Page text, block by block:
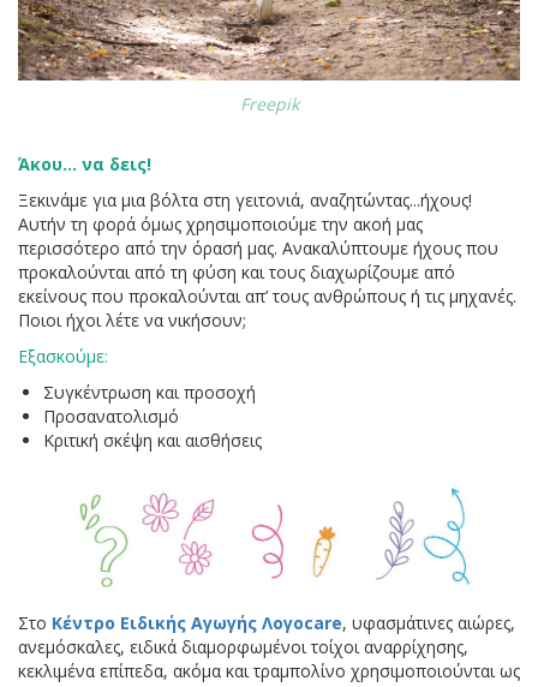
Freepik
Άκου... να δεις!
Ξεκινάμε για μια βόλτα στη γειτονιά, αναζητώντας...ήχους!
Αυτήν τη φορά όμως χρησιμοποιούμε την ακοή μας
περισσότερο από την όρασή μας. Ανακαλύπτουμε ήχους που
προκαλούνται από τη φύση και τους διαχωρίζουμε από
εκείνους που προκαλούνται απ’ τους ανθρώπους ή τις μηχανές.
Ποιοι ήχοι λέτε να νικήσουν;
Εξασκούμε:
Συγκέντρωση και προσοχή
Προσανατολισμό
Κριτική σκέψη και αισθήσεις
Στο Κέντρο Ειδικής Αγωγής Λογοcare, υφασμάτινες αιώρες,
ανεμόσκαλες, ειδικά διαμορφωμένοι τοίχοι αναρρίχησης,
κεκλιμένα επίπεδα, ακόμα και τραμπολίνο χρησιμοποιούνται ως